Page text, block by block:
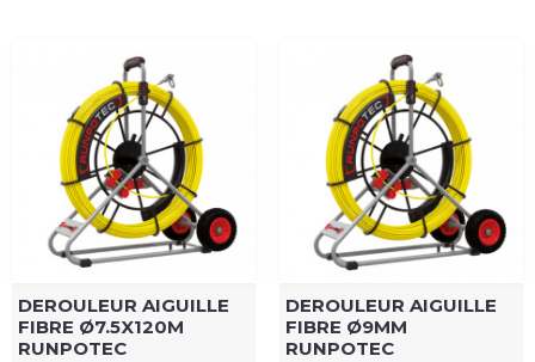
DEROULEUR AIGUILLE
FIBRE Ø7.5X120M
RUNPOTEC
DEROULEUR AIGUILLE
FIBRE Ø9MM
RUNPOTEC